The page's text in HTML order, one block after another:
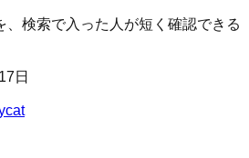
、検索で入った人が短く確認できる
日